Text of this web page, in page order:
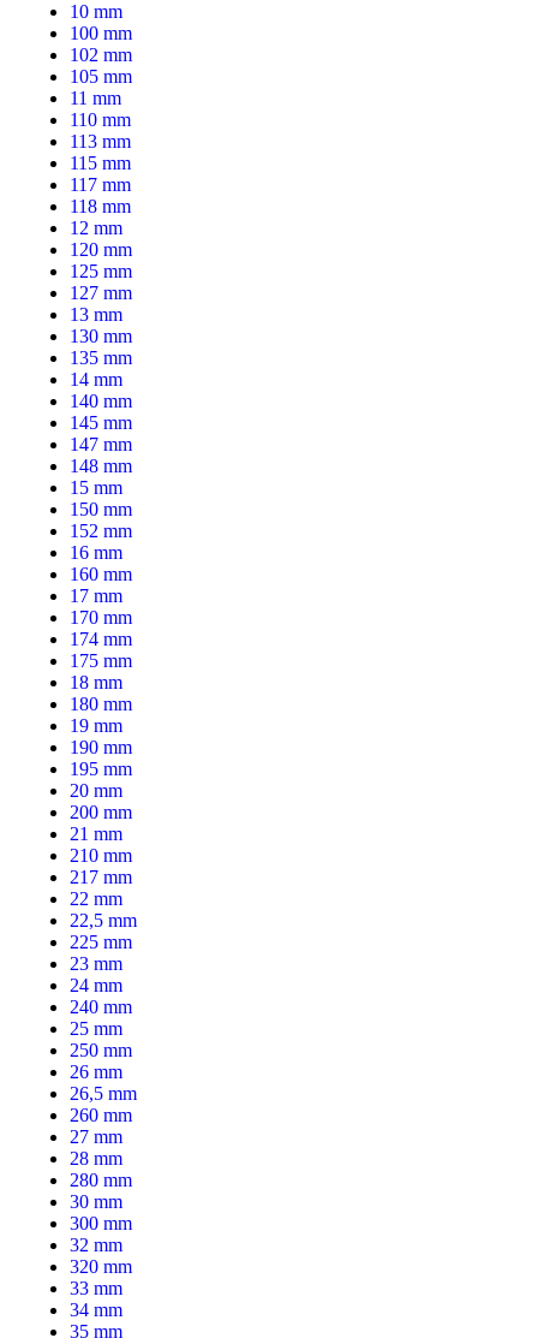
10 mm
100 mm
102 mm
105 mm
11 mm
110 mm
113 mm
115 mm
117 mm
118 mm
12 mm
120 mm
125 mm
127 mm
13 mm
130 mm
135 mm
14 mm
140 mm
145 mm
147 mm
148 mm
15 mm
150 mm
152 mm
16 mm
160 mm
17 mm
170 mm
174 mm
175 mm
18 mm
180 mm
19 mm
190 mm
195 mm
20 mm
200 mm
21 mm
210 mm
217 mm
22 mm
22,5 mm
225 mm
23 mm
24 mm
240 mm
25 mm
250 mm
26 mm
26,5 mm
260 mm
27 mm
28 mm
280 mm
30 mm
300 mm
32 mm
320 mm
33 mm
34 mm
35 mm